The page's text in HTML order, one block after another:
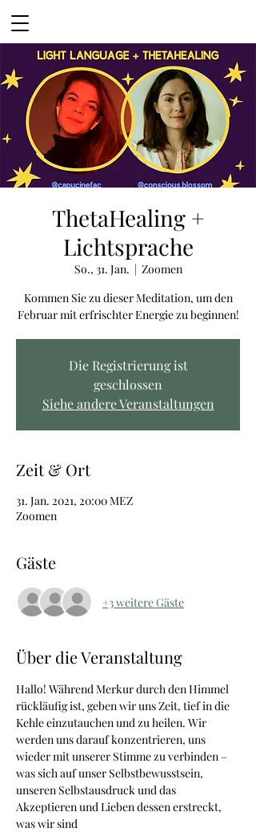
ThetaHealing +
Lichtsprache
So., 31. Jan.
  |
Zoomen
Kommen Sie zu dieser Meditation, um den
Februar mit erfrischter Energie zu beginnen!
Die Registrierung ist
geschlossen
Siehe andere Veranstaltungen
Zeit & Ort
31. Jan. 2021, 20:00 MEZ
Zoomen
Gäste
+3 weitere Gäste
Über die Veranstaltung
Hallo! Während Merkur durch den Himmel
rückläufig ist, geben wir uns Zeit, tief in die
Kehle einzutauchen und zu heilen. Wir
werden uns darauf konzentrieren, uns
wieder mit unserer Stimme zu verbinden –
was sich auf unser Selbstbewusstsein,
unseren Selbstausdruck und das
Akzeptieren und Lieben dessen erstreckt,
was wir sind